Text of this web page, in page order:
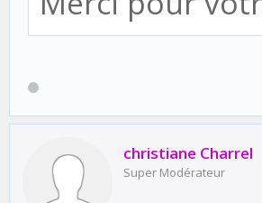
christiane Charrel
Super Modérateur